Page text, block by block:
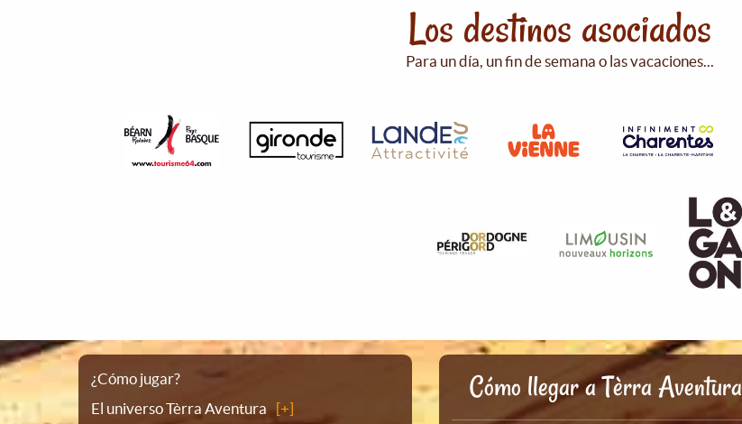
Los destinos asociados
Para un día, un fin de semana o las vacaciones...
Plano
¿Cómo jugar?
El universo Tèrra Aventura
Cómo llegar a Tèrra Aventura